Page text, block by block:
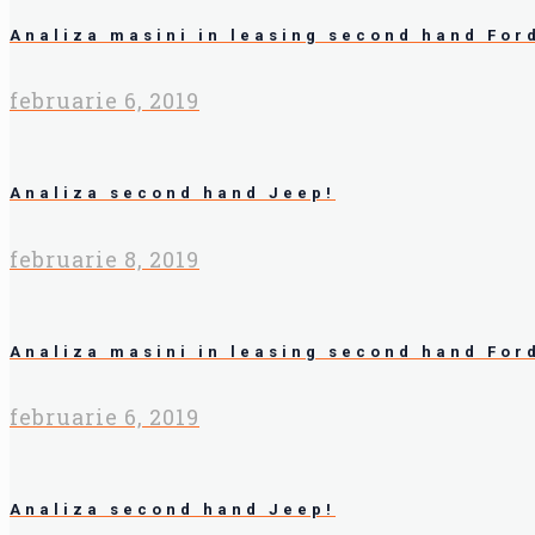
Analiza masini in leasing second hand
februarie 6, 2019
Analiza second hand Jeep!
februarie 8, 2019
Analiza masini in leasing second hand
februarie 6, 2019
Analiza second hand Jeep!